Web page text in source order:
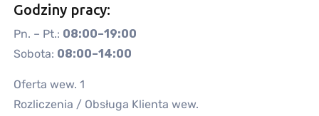
Godziny pracy:
Pn. – Pt.: 08:00–19:00
Sobota: 08:00–14:00
Oferta wew. 1
Rozliczenia / Obsługa Klienta wew.